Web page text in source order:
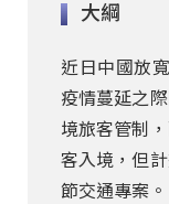
大綱
近日中國放
疫情蔓延之
境旅客管制
客入境，但
節交通專案。